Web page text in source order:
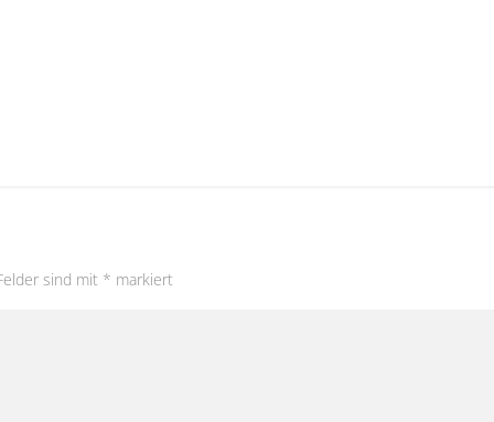
sind mit * markiert